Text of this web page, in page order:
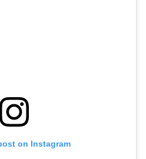
on Instagram